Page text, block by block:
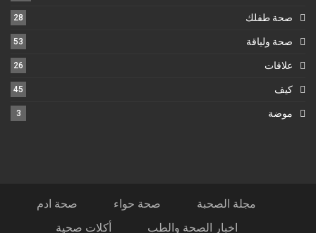
صحة طفلك 28
صحة ولياقة 53
علاقات 26
كيف 45
موضة 3
مجلة الصحبة صحة حواء
صحة ادم
اخبار الصحة والطب
أكلات صحية